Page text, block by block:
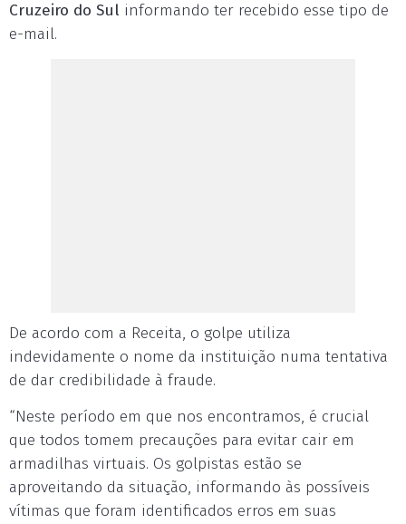
Cruzeiro do Sul informando ter recebido esse tipo de
e-mail.
De acordo com a Receita, o golpe utiliza
indevidamente o nome da instituição numa tentativa
de dar credibilidade à fraude.
“Neste período em que nos encontramos, é crucial
que todos tomem precauções para evitar cair em
armadilhas virtuais. Os golpistas estão se
aproveitando da situação, informando às possíveis
vítimas que foram identificados erros em suas